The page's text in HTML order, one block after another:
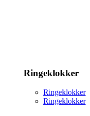
Ringeklokker
Ringeklokker
Ringeklokker